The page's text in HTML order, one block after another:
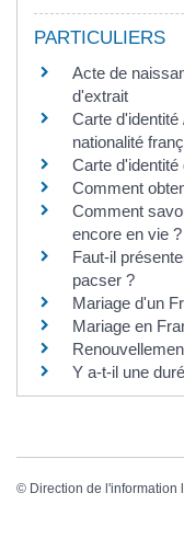
PARTICULIERS
Acte de
d'extrait
Carte
nationalité
Carte
Comment
Comment
encore en vie ?
Faut-il
pacser ?
Mariage d'un
Mariage en
Y a-t-il une
© Direction de l'information